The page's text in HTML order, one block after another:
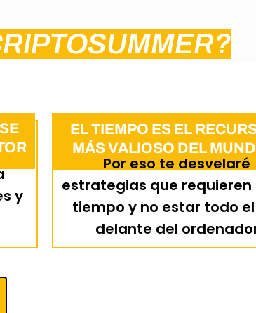
y
EL TIEMPO ES EL
MÁS VALIOSO DEL
Por eso te desvelaré
estrategias que requieren
tiempo y no estar todo
delante del